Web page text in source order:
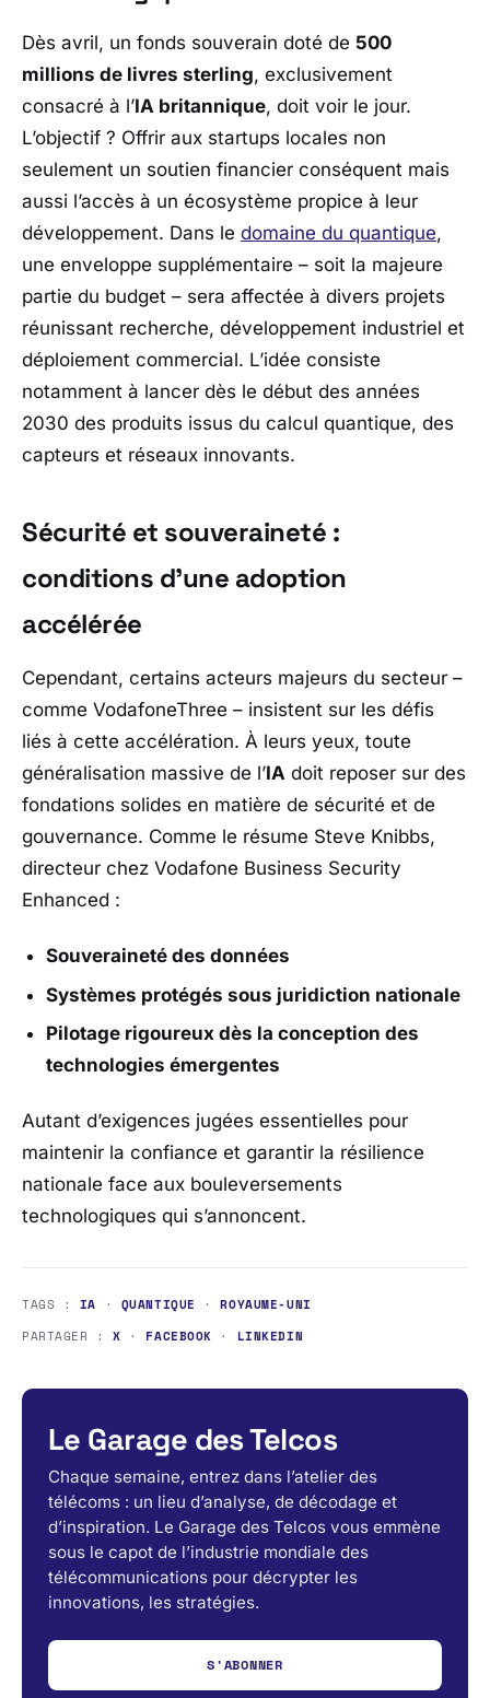
Dès avril, un fonds souverain doté de 500
millions de livres sterling, exclusivement
consacré à l’IA britannique, doit voir le jour.
L’objectif ? Offrir aux startups locales non
seulement un soutien financier conséquent mais
aussi l’accès à un écosystème propice à leur
développement. Dans le domaine du quantique,
une enveloppe supplémentaire – soit la majeure
partie du budget – sera affectée à divers projets
réunissant recherche, développement industriel et
déploiement commercial. L’idée consiste
notamment à lancer dès le début des années
2030 des produits issus du calcul quantique, des
capteurs et réseaux innovants.
Sécurité et souveraineté :
conditions d’une adoption
accélérée
Cependant, certains acteurs majeurs du secteur –
comme VodafoneThree – insistent sur les défis
liés à cette accélération. À leurs yeux, toute
généralisation massive de l’IA doit reposer sur des
fondations solides en matière de sécurité et de
gouvernance. Comme le résume Steve Knibbs,
directeur chez Vodafone Business Security
Enhanced :
Souveraineté des données
Systèmes protégés sous juridiction nationale
Pilotage rigoureux dès la conception des
technologies émergentes
Autant d’exigences jugées essentielles pour
maintenir la confiance et garantir la résilience
nationale face aux bouleversements
technologiques qui s’annoncent.
TAGS : IA · QUANTIQUE ·ROYAUME-UNI
PARTAGER :X · FACEBOOK · LINKEDIN
Le Garage des Telcos
Chaque semaine, entrez dans l’atelier des
télécoms : un lieu d’analyse, de décodage et
d’inspiration. Le Garage des Telcos vous emmène
sous le capot de l’industrie mondiale des
télécommunications pour décrypter les
innovations, les stratégies.
S'ABONNER